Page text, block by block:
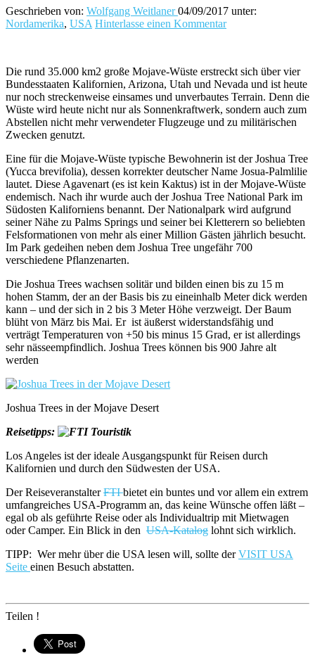
Geschrieben von: Wolfgang Weitlaner04/09/2017 unter:
Nordamerika, USA Hinterlasse einen Kommentar
Die rund 35.000 km2 große Mojave-Wüste erstreckt sich über vier
Bundesstaaten Kalifornien, Arizona, Utah und Nevada und ist heute
nur noch streckenweise einsames und unverbautes Terrain. Denn die
Wüste wird heute nicht nur als Sonnenkraftwerk, sondern auch zum
Abstellen nicht mehr verwendeter Flugzeuge und zu militärischen
Zwecken genutzt.
Eine für die Mojave-Wüste typische Bewohnerin ist der Joshua Tree
(Yucca brevifolia), dessen korrekter deutscher Name Josua-Palmlilie
lautet. Diese Agavenart (es ist kein Kaktus) ist in der Mojave-Wüste
endemisch. Nach ihr wurde auch der Joshua Tree National Park im
Südosten Kaliforniens benannt. Der Nationalpark wird aufgrund
seiner Nähe zu Palms Springs und seiner bei Kletterern so beliebten
Felsformationen von mehr als einer Million Gästen jährlich besucht.
Im Park gedeihen neben dem Joshua Tree ungefähr 700
verschiedene Pflanzenarten.
Die Joshua Trees wachsen solitär und bilden einen bis zu 15 m
hohen Stamm, der an der Basis bis zu eineinhalb Meter dick werden
kann – und der sich in 2 bis 3 Meter Höhe verzweigt. Der Baum
blüht von März bis Mai. Er ist äußerst widerstandsfähig und
verträgt Temperaturen von +50 bis minus 15 Grad, er ist allerdings
sehr nässeempfindlich. Joshua Trees können bis 900 Jahre alt
werden
Joshua Trees in der Mojave Desert
Reisetipps:
Los Angeles ist der ideale Ausgangspunkt für Reisen durch
Kalifornien und durch den Südwesten der USA.
Der ReiseveranstalterFTIbietet ein buntes und vor allem ein extrem
umfangreiches USA-Programm an, das keine Wünsche offen läßt –
egal ob als geführte Reise oder als Individualtrip mit Mietwagen
oder Camper. Ein Blick in den USA-Katalog lohnt sich wirklich.
TIPP: Wer mehr über die USA lesen will, sollte derVISIT USA
Seite einen Besuch abstatten.
Teilen !